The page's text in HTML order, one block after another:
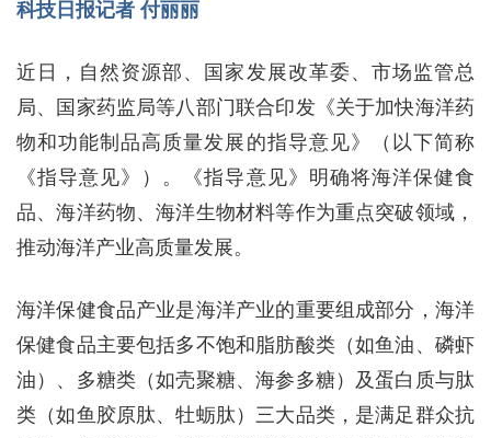
科技日报记者 付丽丽
近日，自然资源部、国家发展改革委、市场监管总
局、国家药监局等八部门联合印发《关于加快海洋药
物和功能制品高质量发展的指导意见》（以下简称
《指导意见》）。《指导意见》明确将海洋保健食
品、海洋药物、海洋生物材料等作为重点突破领域，
推动海洋产业高质量发展。
海洋保健食品产业是海洋产业的重要组成部分，海洋
保健食品主要包括多不饱和脂肪酸类（如鱼油、磷虾
油）、多糖类（如壳聚糖、海参多糖）及蛋白质与肽
类（如鱼胶原肽、牡蛎肽）三大品类，是满足群众抗